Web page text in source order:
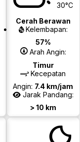
30°C
Cerah Berawan
Kelembapan:
57%
Arah Angin:
Timur
Kecepatan
Angin: 7.4 km/jam
Jarak Pandang:
> 10 km